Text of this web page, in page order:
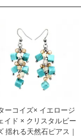
ーコイズ× イエロージ
イド × クリスタルビー
揺れる天然石ピアス｜